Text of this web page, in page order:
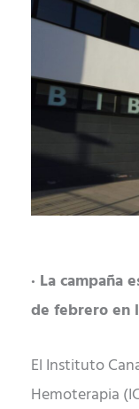
· La campaña
de febrero en
El Instituto
Hemoterapia